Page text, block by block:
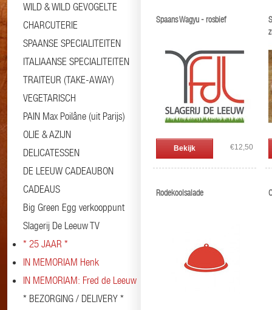
WILD & WILD GEVOGELTE
CHARCUTERIE
SPAANSE SPECIALITEITEN
ITALIAANSE SPECIALITEITEN
TRAITEUR (TAKE-AWAY)
VEGETARISCH
PAIN Max Poilâne (uit Parijs)
OLIE & AZIJN
DELICATESSEN
DE LEEUW CADEAUBON
CADEAUS
Big Green Egg verkooppunt
Slagerij De Leeuw TV
* 25 JAAR *
IN MEMORIAM Henk
IN MEMORIAM: Fred de Leeuw
* BEZORGING / DELIVERY *
Spaans Wagyu - rosbief
Bekijk €12,50
Rodekoolsalade